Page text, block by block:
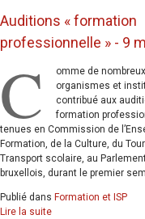
Auditions « formation
professionnelle » - 9
C
omme de
organismes et
contribué aux
formation
tenues en Commission de
Formation, de la Culture, du
Transport scolaire, au
bruxellois, durant le premier
Publié dans Formation et ISP
Lire la suite